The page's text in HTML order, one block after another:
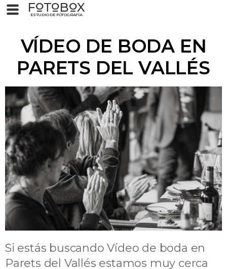
FOTOBOX
ESTUDIO DE FOTOGRAFÍA
VÍDEO DE BODA EN
PARETS DEL VALLÉS
Si estás buscando Vídeo de boda en
Parets del Vallés estamos muy cerca